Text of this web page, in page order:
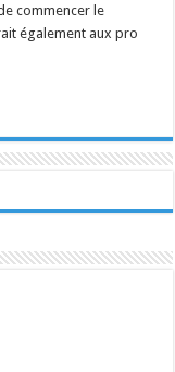
commencer le
également aux pro